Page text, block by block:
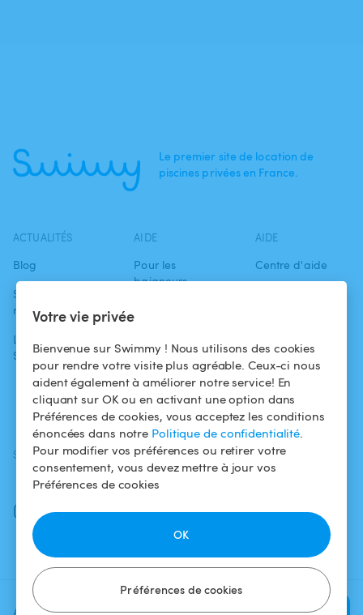
Votre vie privée
Bienvenue sur Swimmy ! Nous utilisons des cookies
pour rendre votre visite plus agréable. Ceux-ci nous
aident également à améliorer notre service! En
cliquant sur OK ou en activant une option dans
Préférences de cookies, vous acceptez les conditions
énoncées dans notre Politique de confidentialité.
Pour modifier vos préférences ou retirer votre
consentement, vous devez mettre à jour vos
Préférences de cookies
Préférences de cookies
OK
Le premier site de location de
piscines privées en France.
ACTUALITÉS
Blog
Swimmy dans les
médias
L'aventure
Swimmy
AIDE
Pour les
baigneurs
Louer ma piscine
Comment ça
marche ?
AIDE
Centre d'aide
confidentialité
Mentions légales
SUIVEZ-NOUS
Facebook
Instagram
TÉLÉCHARGEZ L'APP